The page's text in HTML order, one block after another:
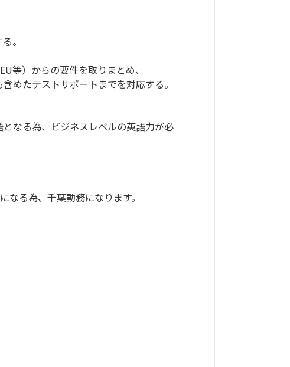
。
等）からの要件を取りまとめ、
めたテストサポートまでを対応する。
なる為、ビジネスレベルの英語力が必
る為、千葉勤務になります。